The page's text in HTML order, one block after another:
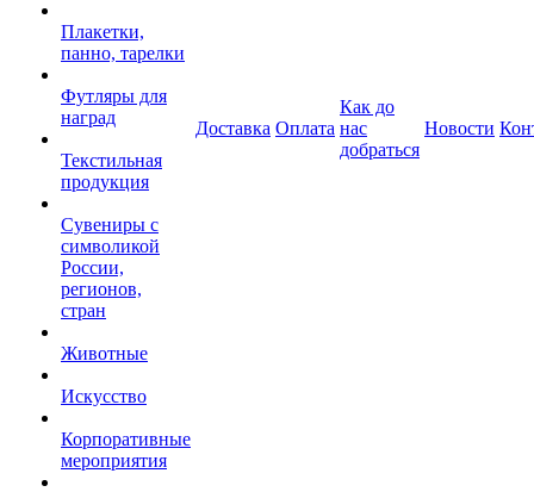
Плакетки,
панно, тарелки
Футляры для
наград
Текстильная
продукция
Сувениры с
символикой
России,
регионов,
стран
Животные
Искусство
Корпоративные
мероприятия
Доставка Оплата
Как до
нас
добраться
Новости